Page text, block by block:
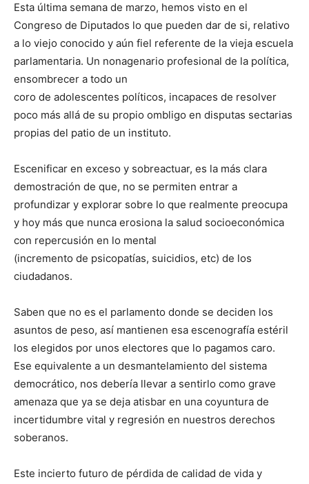
Esta última semana de marzo, hemos visto en el
Congreso de Diputados lo que pueden dar de si, relativo
a lo viejo conocido y aún fiel referente de la vieja escuela
parlamentaria. Un nonagenario profesional de la política,
ensombrecer a todo un
coro de adolescentes políticos, incapaces de resolver
poco más allá de su propio ombligo en disputas sectarias
propias del patio de un instituto.
Escenificar en exceso y sobreactuar, es la más clara
demostración de que, no se permiten entrar a
profundizar y explorar sobre lo que realmente preocupa
y hoy más que nunca erosiona la salud socioeconómica
con repercusión en lo mental
(incremento de psicopatías, suicidios, etc) de los
ciudadanos.
Saben que no es el parlamento donde se deciden los
asuntos de peso, así mantienen esa escenografía estéril
los elegidos por unos electores que lo pagamos caro.
Ese equivalente a un desmantelamiento del sistema
democrático, nos debería llevar a sentirlo como grave
amenaza que ya se deja atisbar en una coyuntura de
incertidumbre vital y regresión en nuestros derechos
soberanos.
Este incierto futuro de pérdida de calidad de vida y